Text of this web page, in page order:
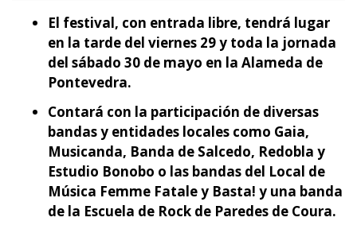
El festival, con entrada libre, tendrá lugar
en la tarde del viernes 29 y toda la jornada
del sábado 30 de mayo en la Alameda de
Pontevedra.
Contará con la participación de diversas
bandas y entidades locales como Gaia,
Musicanda, Banda de Salcedo, Redobla y
Estudio Bonobo o las bandas del Local de
Música Femme Fatale y Basta! y una banda
de la Escuela de Rock de Paredes de Coura.